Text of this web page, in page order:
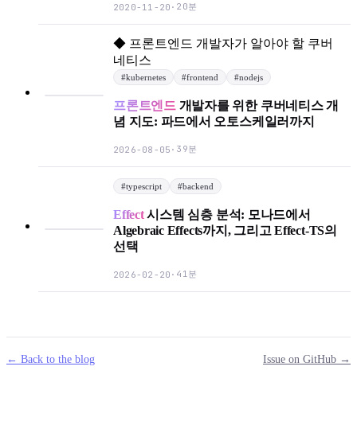
2020-11-20 · 20분
◆ 프론트엔드 개발자가 알아야 할 쿠버
네티스
#kubernetes #frontend #nodejs
프론트엔드개발자를 위한 쿠버네티스 개
념 지도: 파드에서 오토스케일러까지
2026-08-05 · 39분
#typescript #backend
Effect시스템 심층 분석: 모나드에서
Algebraic Effects까지, 그리고 Effect-TS의
선택
2026-02-20 · 41분
← Back to the blog Issue on GitHub →